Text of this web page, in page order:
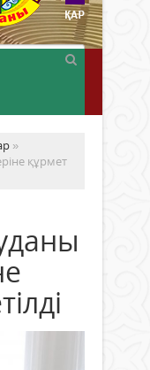
»
құрмет